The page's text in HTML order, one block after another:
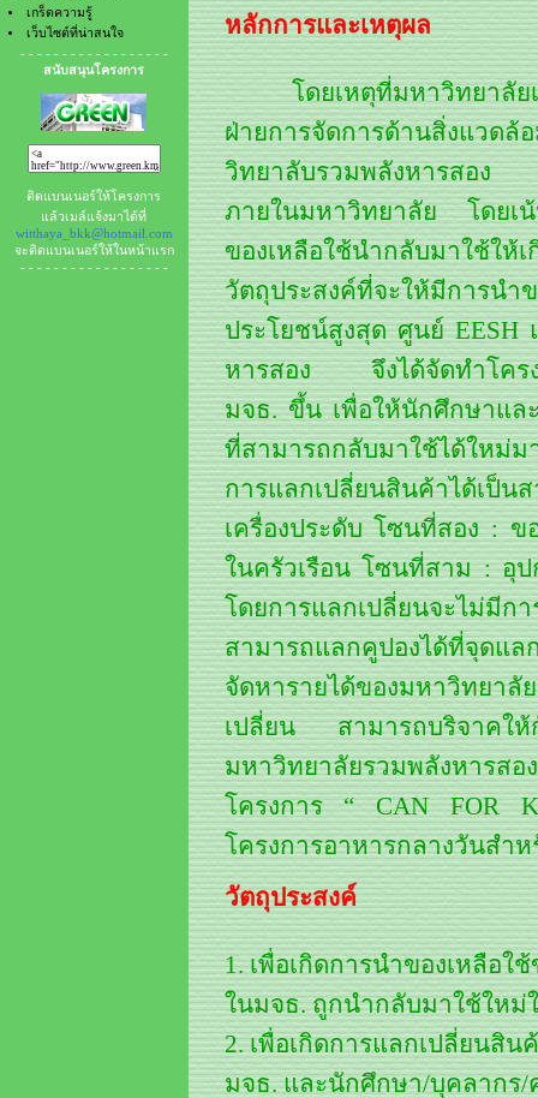
เกร็ดความรู้
เว็บไซต์ที่น่าสนใจ
- - - - - - - - - - - - - - - - - -
สนับสนุนโครงการ
ติดแบนเนอร์ให้โครงการ
แล้วเมล์แจ้งมาได้ที่
witthaya_bkk@hotmail.com
จะติดแบนเนอร์ให้ในหน้าแรก
- - - - - - - - - - - - - - - - - -
หลักการและเหตุผล
โดยเหตุที่มหาวิทยาลัย
ฝ่ายการจัดการด้านสิ่งแวด
วิทยาลับรวมพลังหารสอง
ภายในมหาวิทยาลัย โดยเน้
ของเหลือใช้นำกลับมาใช้ให้
วัตถุประสงค์ที่จะให้มีการ
ประโยชน์สูงสุด ศูนย์ EESH
หารสอง จึงได้จัดทำโครง
มจธ. ขึ้น เพื่อให้นักศึกษาแล
ที่สามารถกลับมาใช้ได้ใหม่
การแลกเปลี่ยนสินค้าได้เป็
เครื่องประดับ โซนที่สอง : ข
ในครัวเรือน โซนที่สาม : อุ
โดยการแลกเปลี่ยนจะไม่
สามารถแลกคูปองได้ที่จุดแล
จัดหารายได้ของมหาวิทยา
เปลี่ยน สามารถบริจาคใ
มหาวิทยาลัยรวมพลังหาร
โครงการ “ CAN FOR
โครงการอาหารกลางวันสำ
วัตถุประสงค์
1. เพื่อเกิดการนำของเหลือ
ในมจธ. ถูกนำกลับมาใช้ใหม่
2. เพื่อเกิดการแลกเปลี่ยนสิ
มจธ. และนักศึกษา/บุคลากร/